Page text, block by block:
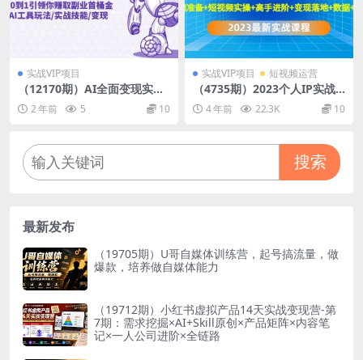
实战VIP项目
（12170期）AI全面变现实操
班：从0到1引领你赚取副业首
桶金 AI工具玩法/实战技能/变
2 年前 5 10
实战VIP项目 短视频运营
（4735期）2023个人IP实战
特训：基础准备+短视频实操
+高手进阶+变现落地+数据+电
4 年前 22.3K 10
搜索
最新发布
（19705期）U哥自媒体训练营，起号搞流量，做
爆款，培养做自媒体能力
（19712期）小红书虚拟产品14天实战变现营-第
7期：需求挖掘×AI+Skill原创×产品矩阵×内容笔
记×一人公司进阶×全链路